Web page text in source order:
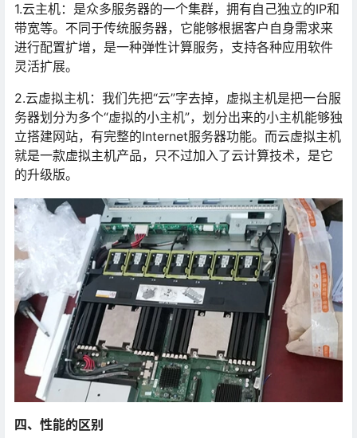
1.云主机：是众多服务器的一个集群，拥有自己独立的IP和
带宽等。不同于传统服务器，它能够根据客户自身需求来
进行配置扩增，是一种弹性计算服务，支持各种应用软件
灵活扩展。
2.云虚拟主机：我们先把“云”字去掉，虚拟主机是把一台服
务器划分为多个“虚拟的小主机”，划分出来的小主机能够独
立搭建网站，有完整的Internet服务器功能。而云虚拟主机
就是一款虚拟主机产品，只不过加入了云计算技术，是它
的升级版。
四、性能的区别